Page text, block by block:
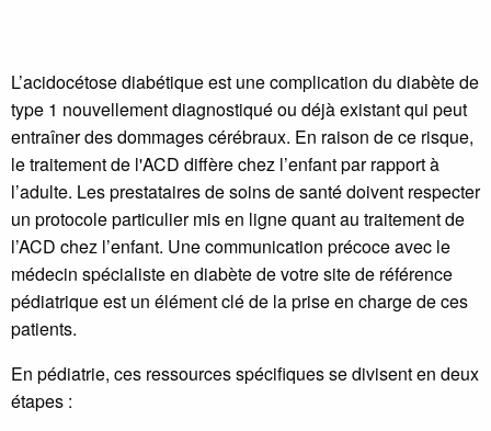
L’acidocétose diabétique est une complication du diabète de
type 1 nouvellement diagnostiqué ou déjà existant qui peut
entraîner des dommages cérébraux. En raison de ce risque,
le traitement de l'ACD diffère chez l’enfant par rapport à
l’adulte. Les prestataires de soins de santé doivent respecter
un protocole particulier mis en ligne quant au traitement de
l’ACD chez l’enfant. Une communication précoce avec le
médecin spécialiste en diabète de votre site de référence
pédiatrique est un élément clé de la prise en charge de ces
patients.
En pédiatrie, ces ressources spécifiques se divisent en deux
étapes :